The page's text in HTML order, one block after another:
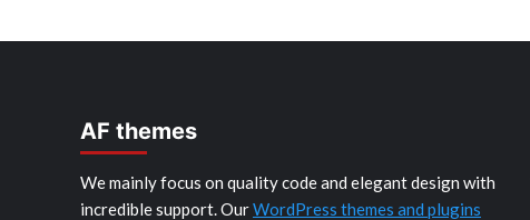
AF themes
We mainly focus on quality code and elegant design with
incredible support. OurWordPress themes and plugins